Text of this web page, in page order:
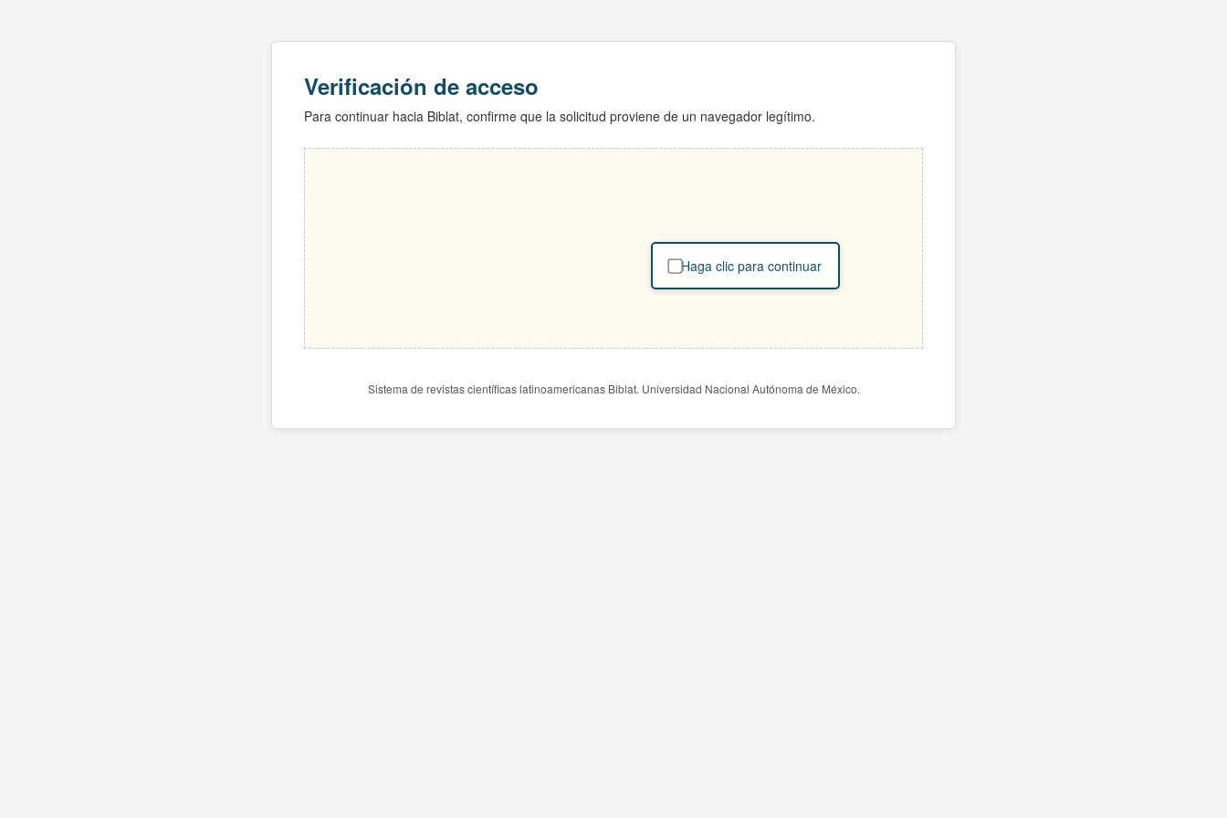
Verificación de acceso
Para continuar hacia Biblat, confirme que la solicitud proviene de un navegador legítimo.
Haga clic para continuar
Sistema de revistas científicas latinoamericanas Biblat. Universidad Nacional Autónoma de México.